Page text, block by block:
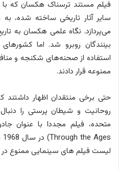
سایر آثار تاریخی ساخته شده،
می‌پردازد. نگاه علمی هکسان به
بینندگان روبرو شد. اما
استفاده از صحنه‌های شکنجه و
ممنوعه قرار دادند.
حتی برخی منتقدان اظهار
روحانیت و شیطان پرستی را
لیست فیلم های سینمایی ممنوع در